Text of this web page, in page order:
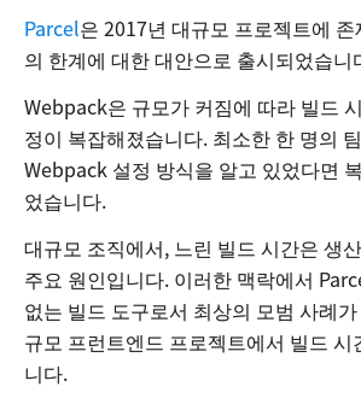
Parcel은 2017년 대규모 프로젝트에
의 한계에 대한 대안으로 출시되었습니
Webpack은 규모가 커짐에 따라 빌드
정이 복잡해졌습니다. 최소한 한 명의
Webpack 설정 방식을 알고 있었다면
었습니다.
대규모 조직에서, 느린 빌드 시간은 생
주요 원인입니다. 이러한 맥락에서
없는 빌드 도구로서 최상의 모범 사례
규모 프런트엔드 프로젝트에서 빌드 시
니다.